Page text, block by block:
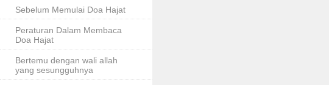
Sebelum Memulai Doa Hajat
Peraturan Dalam Membaca
Doa Hajat
Bertemu dengan wali allah
yang sesungguhnya